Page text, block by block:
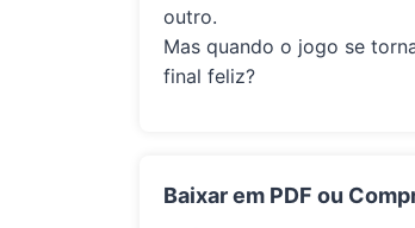
outro.
Mas quando o jogo se
final feliz?
Baixar em PDF ou